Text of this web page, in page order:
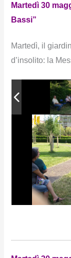
Martedì 30
Bassi”
Martedì, il
d’insolito: la